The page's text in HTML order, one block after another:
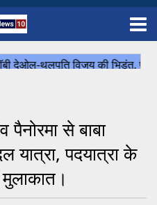
पैनोरमा से बाबा
यात्रा, पदयात्रा के